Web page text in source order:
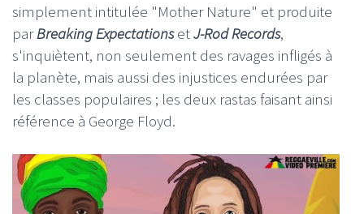
simplement intitulée "Mother Nature" et produite
parBreaking ExpectationsetJ-Rod Records,
s'inquiètent, non seulement des ravages infligés à
la planète, mais aussi des injustices endurées par
les classes populaires ; les deux rastas faisant ainsi
référence à George Floyd.